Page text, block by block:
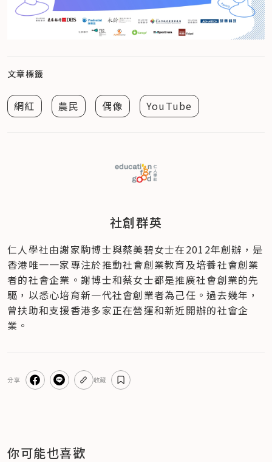
文章標籤
網紅 農民 偶像 YouTube
社創群英
仁人學社由謝家駒博士與蔡美碧女士在2012年創辦，是
香港唯一一家專注於推動社會創業教育及培養社會創業
者的社會企業。謝博士和蔡女士都是推廣社會創業的先
驅，以悉心培育新一代社會創業者為己任。過去幾年，
曾扶助和支援香港多家正在營運和新近開辦的社會企
業。
分享 收藏
你可能也喜歡